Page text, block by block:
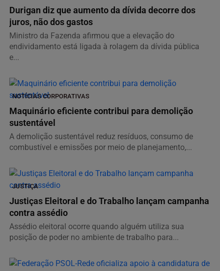
Durigan diz que aumento da dívida decorre dos
juros, não dos gastos
Ministro da Fazenda afirmou que a elevação do
endividamento está ligada à rolagem da dívida pública
e...
NOTÍCIAS CORPORATIVAS
Maquinário eficiente contribui para demolição
sustentável
A demolição sustentável reduz resíduos, consumo de
combustível e emissões por meio de planejamento,...
JUSTIÇA
Justiças Eleitoral e do Trabalho lançam campanha
contra assédio
Assédio eleitoral ocorre quando alguém utiliza sua
posição de poder no ambiente de trabalho para...